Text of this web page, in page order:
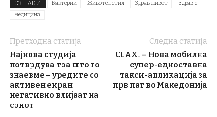
ОЗНАКИ Бактерии Животен стил Здрав живот
Здравје
Медицина
Претходна статија
Најнова студија
потврдува тоа што го
знаевме – уредите со
активен екран
негативно влијаат на
сонот
Следна статија
CLAXI – Нова мобилна
супер-едноставна
такси-апликација за
прв пат во Македонија